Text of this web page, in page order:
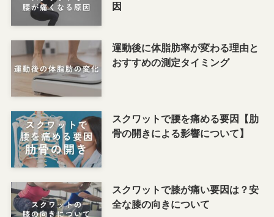
因
運動後に体脂肪率が変わる理由と
おすすめの測定タイミング
スクワットで腰を痛める要因【肋
骨の開きによる影響について】
スクワットで膝が痛い要因は？安
全な膝の向きについて